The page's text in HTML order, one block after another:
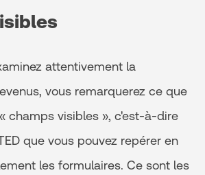
attentivement la
vous remarquerez ce que
champs visibles », c'est-à-dire
que vous pouvez repérer en
les formulaires. Ce sont les